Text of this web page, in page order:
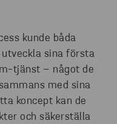
kunde båda
sina första
tjänst – något de
med sina
koncept kan de
och säkerställa